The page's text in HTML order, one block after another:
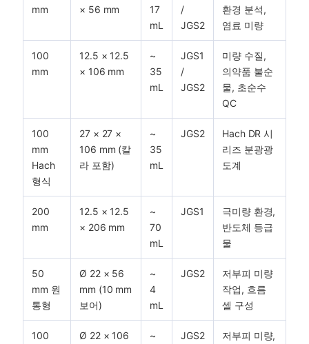
mm
× 56 mm
17
mL
/
JGS2
환경 분석,
염료 미량
100
mm
12.5 × 12.5
× 106 mm
~
35
mL
JGS1
/
JGS2
미량 수질,
의약품 불순
물, 초순수
QC
100
mm
Hach
형식
27 × 27 ×
106 mm (칼
라 포함)
~
35
mL
JGS2
Hach DR 시
리즈 분광광
도계
200
mm
12.5 × 12.5
× 206 mm
~
70
mL
JGS1
극미량 환경,
반도체 등급
물
50
mm 원
통형
Ø 22 × 56
mm (10 mm
보어)
~
4
mL
JGS2
저부피 미량
작업, 흐름
셀 구성
100
Ø 22 × 106
~
JGS2
저부피 미량,